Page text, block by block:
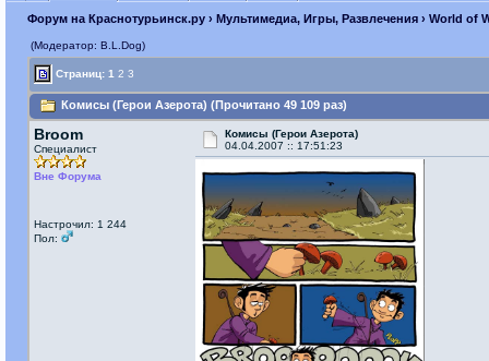
Форум на Краснотурьинск.ру› Мультимедиа, Игры, Развлечения› World of
(Модератор: B.L.Dog)
Страниц: 1 2 3
Комисы (Герои Азерота) (Прочитано 49 109 раз)
Broom
Специалист
Вне Форума
Настрочил: 1 244
Пол:
Комисы (Герои Азерота)
04.04.2007 :: 17:51:23